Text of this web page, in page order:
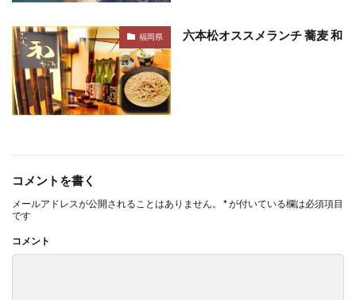
福岡県 六本松オススメランチ 蕎麦 和
コメントを書く
メールアドレスが公開されることはありません。 *が付いている欄は必須項目
です
コメント